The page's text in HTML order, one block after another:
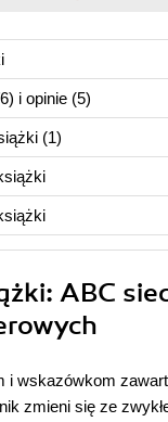
6) i opinie (5)
(1)
: ABC
i wskazówkom
zmieni się ze